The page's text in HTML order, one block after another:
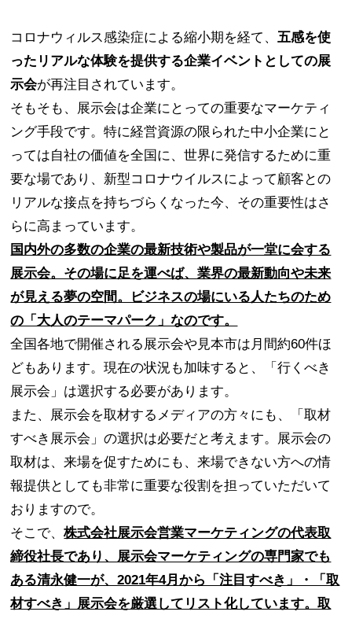
コロナウィルス感染症による縮小期を経て、五感を使
ったリアルな体験を提供する企業イベントとしての展
示会が再注目されています。
そもそも、展示会は企業にとっての重要なマーケティ
ング手段です。特に経営資源の限られた中小企業にと
っては自社の価値を全国に、世界に発信するために重
要な場であり、新型コロナウイルスによって顧客との
リアルな接点を持ちづらくなった今、その重要性はさ
らに高まっています。
国内外の多数の企業の最新技術や製品が一堂に会する
展示会。その場に足を運べば、業界の最新動向や未来
が見える夢の空間。ビジネスの場にいる人たちのため
の「大人のテーマパーク」なのです。
全国各地で開催される展示会や見本市は月間約60件ほ
どもあります。現在の状況も加味すると、「行くべき
展示会」は選択する必要があります。
また、展示会を取材するメディアの方々にも、「取材
すべき展示会」の選択は必要だと考えます。展示会の
取材は、来場を促すためにも、来場できない方への情
報提供としても非常に重要な役割を担っていただいて
おりますので。
そこで、株式会社展示会営業マーケティングの代表取
締役社長であり、展示会マーケティングの専門家でも
ある清永健一が、2021年4月から「注目すべき」・「取
材すべき」展示会を厳選してリスト化しています。取